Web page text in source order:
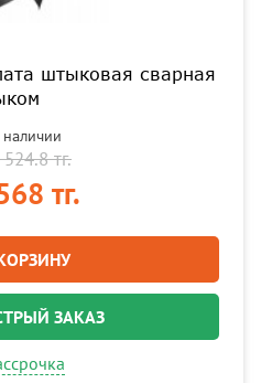
штыковая сварная
наличии
тг.
тг.
ЗАКАЗ